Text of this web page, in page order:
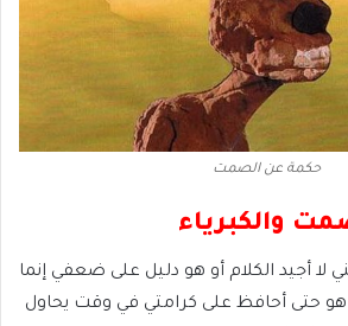
حكمة عن الصمت
والكبرياء
لا أجيد الكلام أو هو دليل على ضعفي إنما
حتى أحافظ على كرامتي في وقت يحاول